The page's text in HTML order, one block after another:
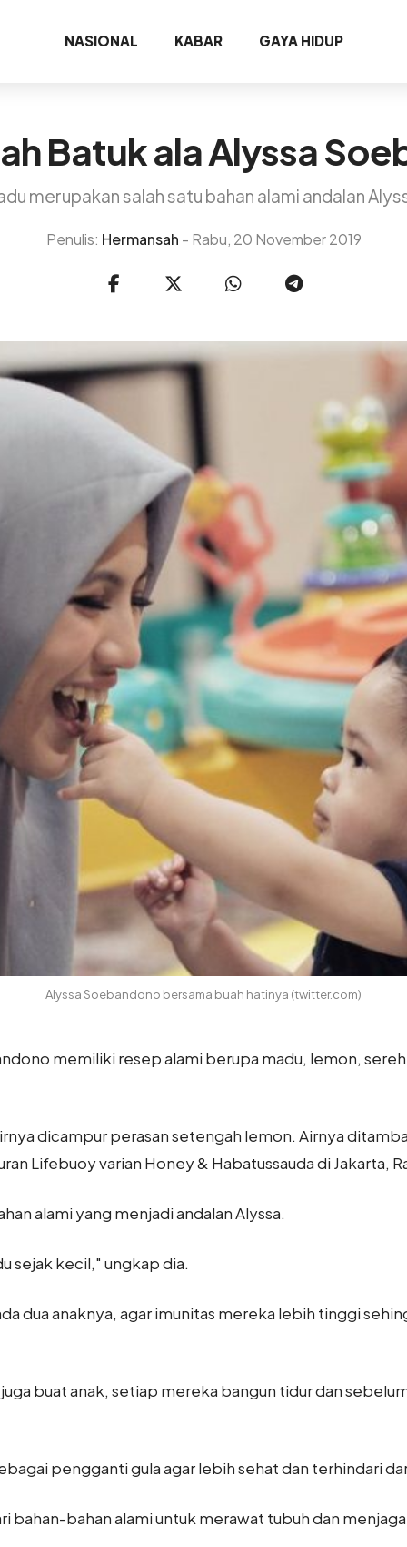
NASIONAL KABAR GAYA HIDUP
Batuk ala Alyssa
merupakan salah satu bahan alami andalan
Penulis: Hermansah - Rabu, 20 November 2019
Alyssa Soebandono bersama buah hatinya (twitter.com)
memiliki resep alami berupa madu, lemon,
dicampur perasan setengah lemon. Airnya
Lifebuoy varian Honey & Habatussauda di Jakarta,
alami yang menjadi andalan Alyssa.
sejak kecil," ungkap dia.
dua anaknya, agar imunitas mereka lebih tinggi
buat anak, setiap mereka bangun tidur dan
pengganti gula agar lebih sehat dan terhindari
bahan-bahan alami untuk merawat tubuh dan